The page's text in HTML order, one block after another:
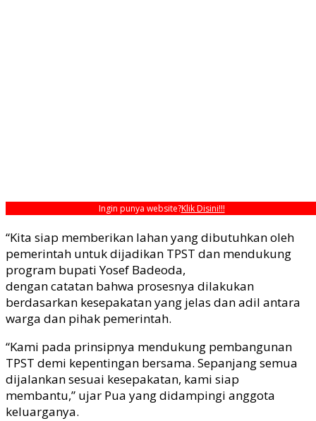
Ingin punya website?Klik Disini!!!
“Kita siap memberikan lahan yang dibutuhkan oleh
pemerintah untuk dijadikan TPST dan mendukung
program bupati Yosef Badeoda,
dengan catatan bahwa prosesnya dilakukan
berdasarkan kesepakatan yang jelas dan adil antara
warga dan pihak pemerintah.
“Kami pada prinsipnya mendukung pembangunan
TPST demi kepentingan bersama. Sepanjang semua
dijalankan sesuai kesepakatan, kami siap
membantu,” ujar Pua yang didampingi anggota
keluarganya.